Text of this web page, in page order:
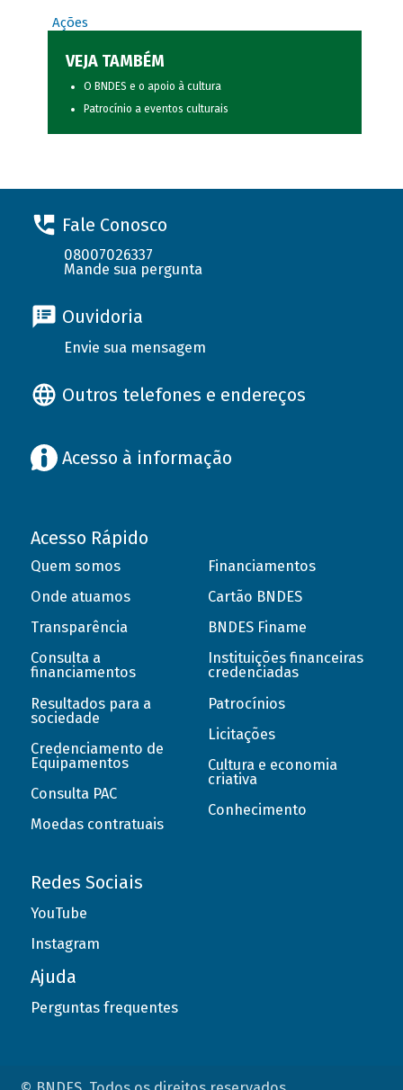
Ações
VEJA TAMBÉM
O BNDES e o apoio à cultura
Patrocínio a eventos culturais
Fale Conosco
08007026337
Mande sua pergunta
Ouvidoria
Envie sua mensagem
Outros telefones e endereços
Acesso à informação
Acesso Rápido
Quem somos
Onde atuamos
Transparência
Consulta a
financiamentos
Resultados para a
sociedade
Credenciamento de
Equipamentos
Consulta PAC
Moedas contratuais
Financiamentos
Cartão BNDES
BNDES Finame
Instituições financeiras
credenciadas
Patrocínios
Licitações
Cultura e economia
criativa
Conhecimento
Redes Sociais
YouTube
Instagram
Ajuda
Perguntas frequentes